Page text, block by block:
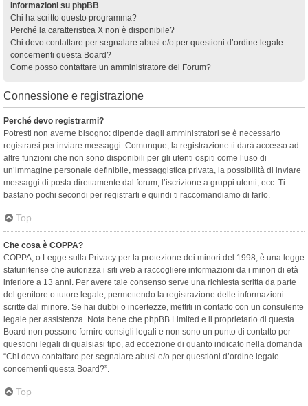
Informazioni su phpBB
Chi ha scritto questo programma?
Perché la caratteristica X non è disponibile?
Chi devo contattare per segnalare abusi e/o per questioni d’ordine legale
concernenti questa Board?
Come posso contattare un amministratore del Forum?
Connessione e registrazione
Perché devo registrarmi?
Potresti non averne bisogno: dipende dagli amministratori se è necessario
registrarsi per inviare messaggi. Comunque, la registrazione ti darà accesso ad
altre funzioni che non sono disponibili per gli utenti ospiti come l’uso di
un’immagine personale definibile, messaggistica privata, la possibilità di inviare
messaggi di posta direttamente dal forum, l’iscrizione a gruppi utenti, ecc. Ti
bastano pochi secondi per registrarti e quindi ti raccomandiamo di farlo.
Top
Che cosa è COPPA?
COPPA, o Legge sulla Privacy per la protezione dei minori del 1998, è una legge
statunitense che autorizza i siti web a raccogliere informazioni da i minori di età
inferiore a 13 anni. Per avere tale consenso serve una richiesta scritta da parte
del genitore o tutore legale, permettendo la registrazione delle informazioni
scritte dal minore. Se hai dubbi o incertezze, mettiti in contatto con un consulente
legale per assistenza. Nota bene che phpBB Limited e il proprietario di questa
Board non possono fornire consigli legali e non sono un punto di contatto per
questioni legali di qualsiasi tipo, ad eccezione di quanto indicato nella domanda
“Chi devo contattare per segnalare abusi e/o per questioni d’ordine legale
concernenti questa Board?”.
Top